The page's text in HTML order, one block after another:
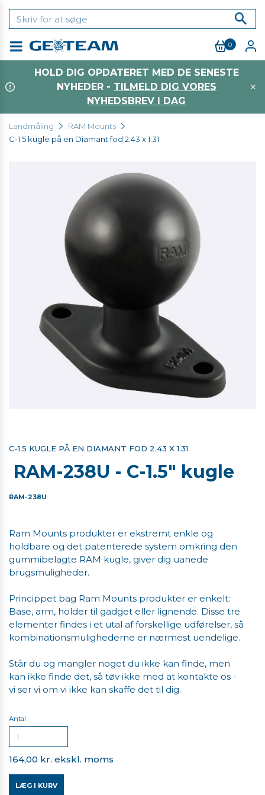
0
HOLD DIG OPDATERET MED DE SENESTE
NYHEDER - TILMELD DIG VORES
NYHEDSBREV I DAG
Landmåling
RAM Mounts
C-1.5 kugle på en Diamant fod 2.43 x 1.31
C-1.5 KUGLE PÅ EN DIAMANT FOD 2.43 X 1.31
RAM-238U - C-1.5" kugle
RAM-238U
Ram Mounts produkter er ekstremt enkle og
holdbare og det patenterede system omkring den
gummibelagte RAM kugle, giver dig uanede
brugsmuligheder.
Princippet bag Ram Mounts produkter er enkelt:
Base, arm, holder til gadget eller lignende. Disse tre
elementer findes i et utal af forskellige udførelser, så
kombinationsmulighederne er nærmest uendelige.
Står du og mangler noget du ikke kan finde, men
kan ikke finde det, så tøv ikke med at kontakte os -
vi ser vi om vi ikke kan skaffe det til dig.
Antal
164,00 kr. ekskl. moms
LÆG I KURV